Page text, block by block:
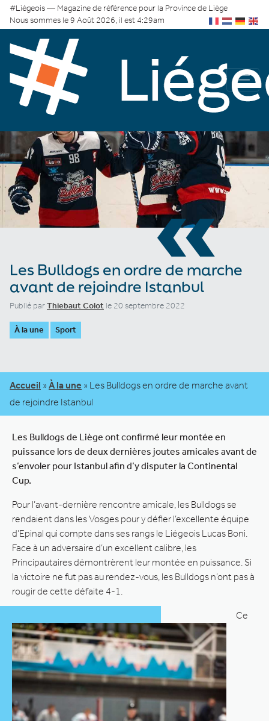
#Liégeois — Magazine de référence pour la Province de Liège
Nous sommes le 9 Août 2026, il est 4:29am
«
Les Bulldogs en ordre de marche
avant de rejoindre Istanbul
Publié parThiebaut Colot le 20 septembre 2022
À la une Sport
Accueil » À la une » Les Bulldogs en ordre de marche avant
de rejoindre Istanbul
Les Bulldogs de Liège ont confirmé leur montée en
puissance lors de deux dernières joutes amicales avant de
s’envoler pour Istanbul afin d’y disputer la Continental
Cup.
Pour l’avant-dernière rencontre amicale, les Bulldogs se
rendaient dans les Vosges pour y défier l’excellente équipe
d’Epinal qui compte dans ses rangs le Liégeois Lucas Boni.
Face à un adversaire d’un excellent calibre, les
Principautaires démontrèrent leur montée en puissance. Si
la victoire ne fut pas au rendez-vous, les Bulldogs n’ont pas à
rougir de cette défaite 4-1.
Ce